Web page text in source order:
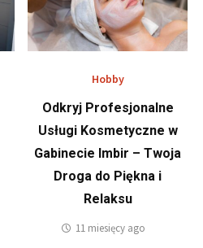
Hobby
Odkryj Profesjonalne
Usługi Kosmetyczne w
Gabinecie Imbir – Twoja
Droga do Piękna i
Relaksu
11 miesięcy ago